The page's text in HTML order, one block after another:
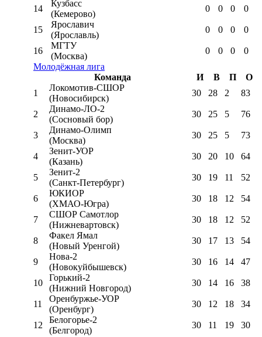
14
Кузбасс
(Кемерово)
0 0 0 0
15
Ярославич
(Ярославль)
0 0 0 0
16
МГТУ
(Москва)
0 0 0
0
Молодёжная лига
Команда
И В П
О
1
Локомотив-CШОР
(Новосибирск)
30 28 2 83
2
Динамо-ЛО-2
(Сосновый бор)
30 25 5 76
3
Динамо-Олимп
(Москва)
30 25 5 73
4
Зенит-УОР
(Казань)
30 20 10 64
5
Зенит-2
(Санкт-Петербург)
30 19 11 52
6
ЮКИОР
(ХМАО-Югра)
30 18 12 54
7
СШОР Самотлор
(Нижневартовск)
30 18 12 52
8
Факел Ямал
(Новый Уренгой)
30 17 13 54
9
Нова-2
(Новокуйбышевск)
30 16 14 47
10
Горький-2
(Нижний Новгород)
30 14 16 38
11
Оренбуржье-УОР
(Оренбург)
30 12 18 34
12
Белогорье-2
(Белгород)
30 11 19 30